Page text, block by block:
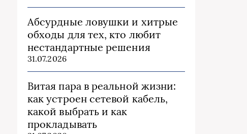
Абсурдные ловушки и хитрые
обходы для тех, кто любит
нестандартные решения
31.07.2026
Витая пара в реальной жизни:
как устроен сетевой кабель,
какой выбрать и как
прокладывать